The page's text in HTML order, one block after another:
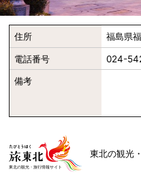
住所 福島県
電話番号 024-
備考
東北の観光